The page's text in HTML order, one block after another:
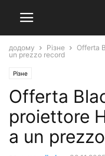
додому Різне
Offerta
un prezzo record
Різне
Offerta
proiettore
a un